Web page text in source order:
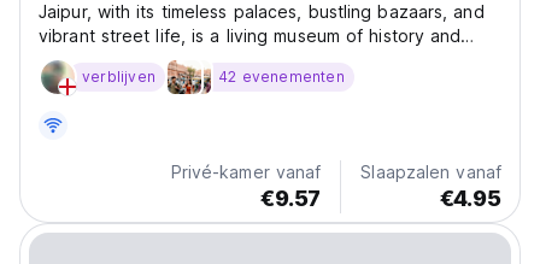
Jaipur, with its timeless palaces, bustling bazaars, and
vibrant street life, is a living museum of history and
culture. From the intricate facades of Hawa Mahal to
the grandeur of City Palace, every corner tells a story
verblijven 42 evenementen
Privé-kamer vanaf
€9.57
Slaapzalen vanaf
€4.95